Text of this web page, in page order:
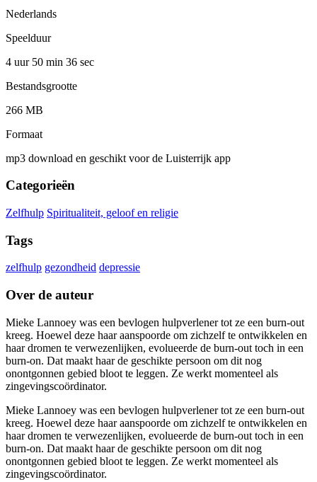
Nederlands
Speelduur
4 uur 50 min 36 sec
Bestandsgrootte
266 MB
Formaat
mp3 download en geschikt voor de Luisterrijk app
Categorieën
Zelfhulp Spiritualiteit, geloof en religie
Tags
zelfhulp gezondheid depressie
Over de auteur
Mieke Lannoey was een bevlogen hulpverlener tot ze een burn-out
kreeg. Hoewel deze haar aanspoorde om zichzelf te ontwikkelen en
haar dromen te verwezenlijken, evolueerde de burn-out toch in een
burn-on. Dat maakt haar de geschikte persoon om dit nog
onontgonnen gebied bloot te leggen. Ze werkt momenteel als
zingevingscoördinator.
Mieke Lannoey was een bevlogen hulpverlener tot ze een burn-out
kreeg. Hoewel deze haar aanspoorde om zichzelf te ontwikkelen en
haar dromen te verwezenlijken, evolueerde de burn-out toch in een
burn-on. Dat maakt haar de geschikte persoon om dit nog
onontgonnen gebied bloot te leggen. Ze werkt momenteel als
zingevingscoördinator.